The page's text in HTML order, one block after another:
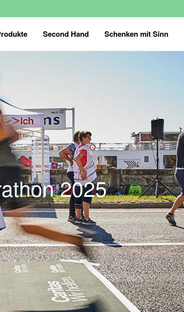
Second Hand Schenken mit Sinn
2025